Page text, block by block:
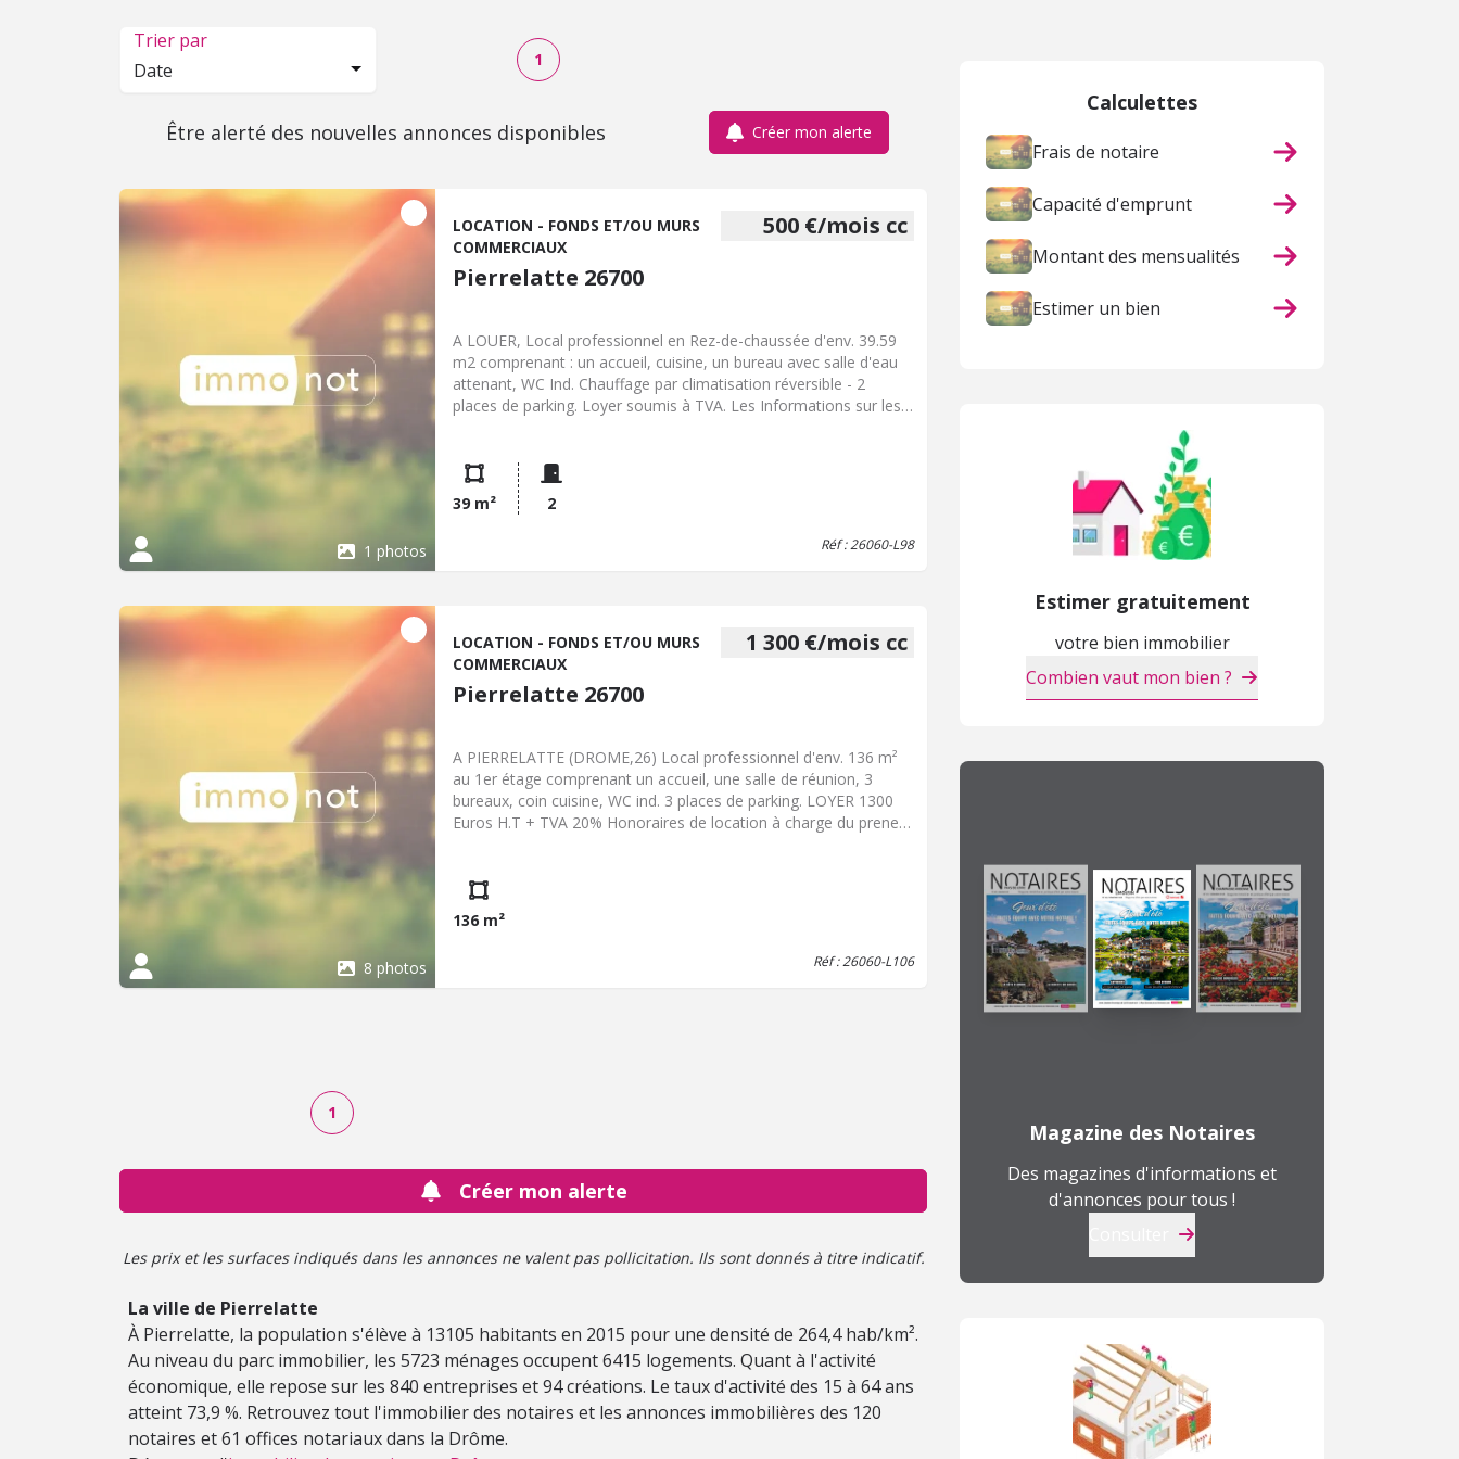
Trier par
Date
1
Être alerté des nouvelles annonces disponibles Créer mon alerte
1 photos
500 €/mois cc
LOCATION - FONDS ET/OU MURS
COMMERCIAUX
Pierrelatte 26700
A LOUER, Local professionnel en Rez-de-chaussée d'env. 39.59
m2 comprenant : un accueil, cuisine, un bureau avec salle d'eau
attenant, WC Ind. Chauffage par climatisation réversible - 2
places de parking. Loyer soumis à TVA. Les Informations sur les
39 m² 2
Réf : 26060-L98
8 photos
1 300 €/mois cc
LOCATION - FONDS ET/OU MURS
COMMERCIAUX
Pierrelatte 26700
A PIERRELATTE (DROME,26) Local professionnel d'env. 136 m²
au 1er étage comprenant un accueil, une salle de réunion, 3
bureaux, coin cuisine, WC ind. 3 places de parking. LOYER 1300
Euros H.T + TVA 20% Honoraires de location à charge du preneur
disponibles sur le site Géorisques.fr : www.georisques.gouv.fr.
136 m²
Réf : 26060-L106
1
Créer mon alerte
Les prix et les surfaces indiqués dans les annonces ne valent pas pollicitation. Ils sont donnés à titre indicatif.
La ville de Pierrelatte
À Pierrelatte, la population s'élève à 13105 habitants en 2015 pour une densité de 264,4 hab/km².
Au niveau du parc immobilier, les 5723 ménages occupent 6415 logements. Quant à l'activité
économique, elle repose sur les 840 entreprises et 94 créations. Le taux d'activité des 15 à 64 ans
atteint 73,9 %. Retrouvez tout l'immobilier des notaires et les annonces immobilières des 120
notaires et 61 offices notariaux dans la Drôme.
Calculettes
Frais de notaire
Capacité d'emprunt
Montant des mensualités
Estimer un bien
Estimer gratuitement
votre bien immobilier
Combien vaut mon bien ?
Magazine des Notaires
Des magazines d'informations et
d'annonces pour tous !